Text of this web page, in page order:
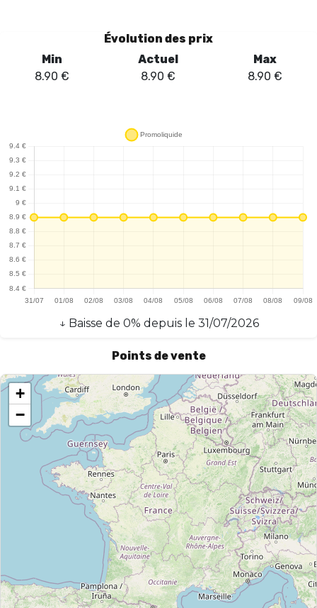
rend l'utilisation intuitive : il suffit d'insérer le pod et d'aspirer pour
qui marie habilement des notes de fruits rouges à une touche de
fraîcheur sucrée, offre une expérience gustative agréable et
savoureuse, sans compromis sur la qualité. Sa conception
compacte et son fonctionnement simplifié en font un compagnon
idéal pour une utilisation quotidienne.
Évolution des prix
Min
8.90 €
Actuel
8.90 €
Max
8.90 €
↓ Baisse de 0% depuis le 31/07/2026
Points de vente
+
−